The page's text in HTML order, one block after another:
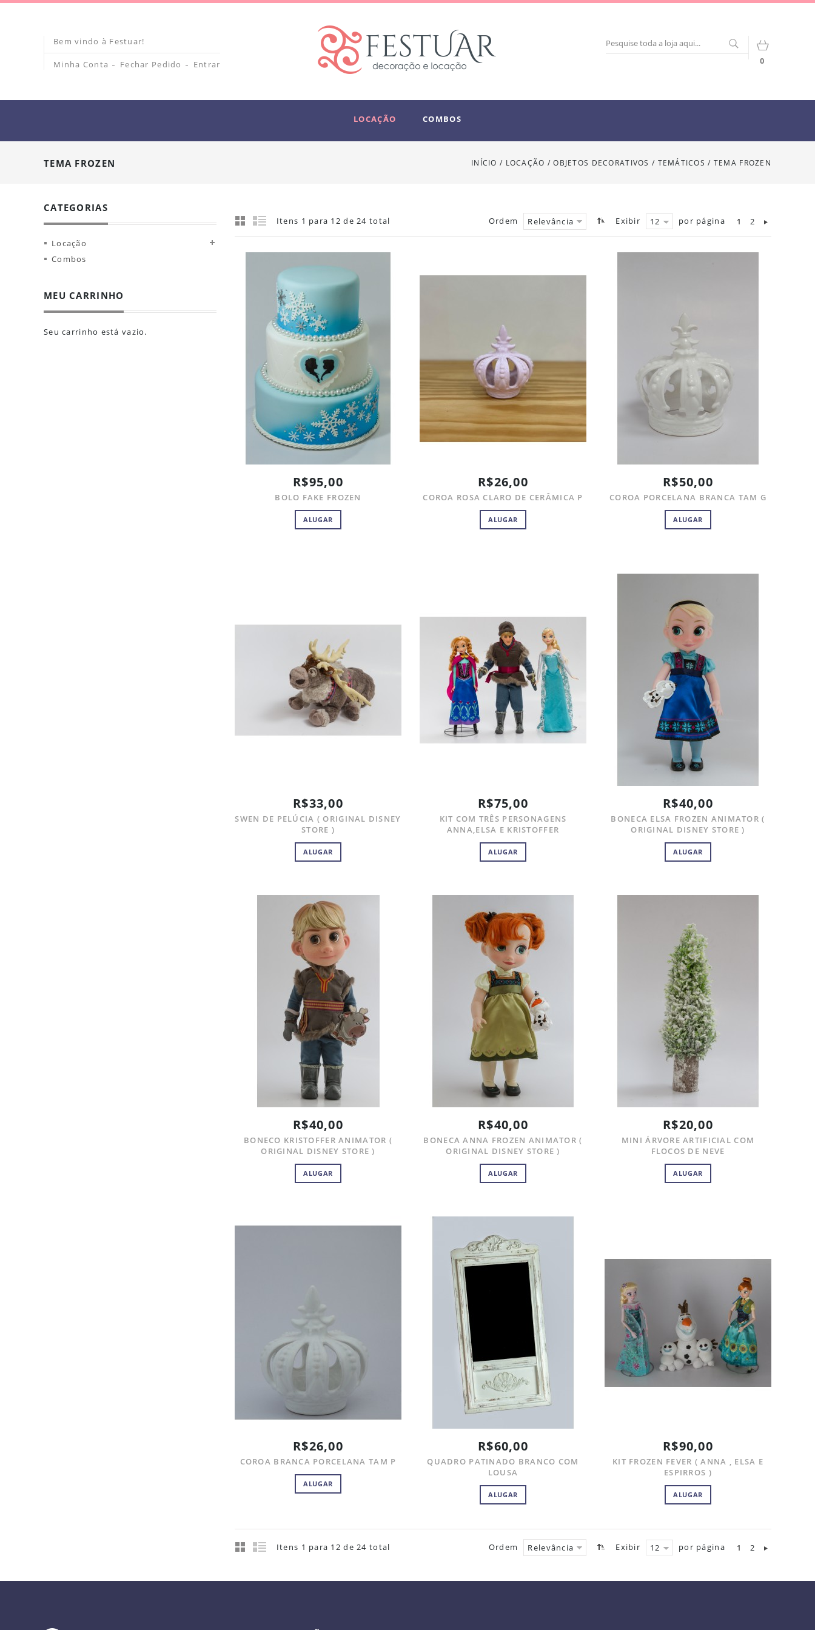
Bem vindo à Festuar!
Minha Conta Fechar Pedido Entrar 0
LOCAÇÃO COMBOS
INÍCIO / LOCAÇÃO /OBJETOS DECORATIVOS / TEMÁTICOS/ TEMA FROZEN
TEMA FROZEN
Itens 1 para 12 de 24 total 1 2
Exibir 12 por página
Ordem Relevância
R$95,00
BOLO FAKE FROZEN
ALUGAR
R$26,00
COROA ROSA CLARO DE CERÂMICA P
ALUGAR
R$50,00
COROA PORCELANA BRANCA TAM G
ALUGAR
R$33,00
SWEN DE PELÚCIA ( ORIGINAL DISNEY
STORE )
ALUGAR
R$75,00
KIT COM TRÊS PERSONAGENS
ANNA,ELSA E KRISTOFFER
ALUGAR
R$40,00
BONECA ELSA FROZEN ANIMATOR (
ORIGINAL DISNEY STORE )
ALUGAR
R$40,00
BONECO KRISTOFFER ANIMATOR (
ORIGINAL DISNEY STORE )
ALUGAR
R$40,00
BONECA ANNA FROZEN ANIMATOR (
ORIGINAL DISNEY STORE )
ALUGAR
R$20,00
MINI ÁRVORE ARTIFICIAL COM
FLOCOS DE NEVE
ALUGAR
R$26,00
COROA BRANCA PORCELANA TAM P
ALUGAR
R$60,00
QUADRO PATINADO BRANCO COM
LOUSA
ALUGAR
R$90,00
KIT FROZEN FEVER ( ANNA , ELSA E
ESPIRROS )
ALUGAR
Itens 1 para 12 de 24 total 1 2
Exibir 12 por página
Ordem Relevância
CATEGORIAS
Locação
Combos
MEU CARRINHO
Seu carrinho está vazio.